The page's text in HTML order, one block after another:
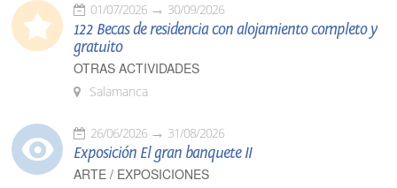
01/07/2026 30/09/2026
122 Becas de residencia con alojamiento completo y
gratuito
OTRAS ACTIVIDADES
Salamanca
26/06/2026 31/08/2026
Exposición El gran banquete II
ARTE / EXPOSICIONES